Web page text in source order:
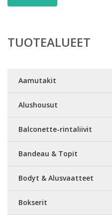
TUOTEALUEET
Aamutakit
Alushousut
Balconette-rintaliivit
Bandeau & Topit
Bodyt & Alusvaatteet
Bokserit